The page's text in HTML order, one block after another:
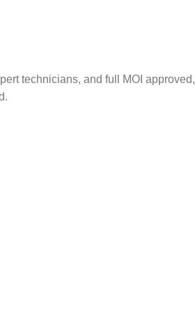
technicians, and full MOI approved,